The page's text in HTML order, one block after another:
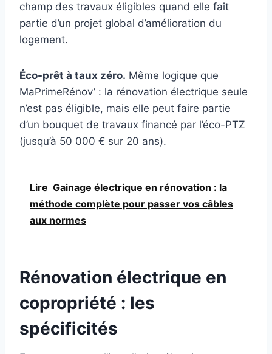
champ des travaux éligibles quand elle fait
partie d’un projet global d’amélioration du
logement.
Éco-prêt à taux zéro. Même logique que
MaPrimeRénov’ : la rénovation électrique seule
n’est pas éligible, mais elle peut faire partie
d’un bouquet de travaux financé par l’éco-PTZ
(jusqu’à 50 000 € sur 20 ans).
Lire Gainage électrique en rénovation : la
méthode complète pour passer vos câbles
aux normes
Rénovation électrique en
copropriété : les
spécificités